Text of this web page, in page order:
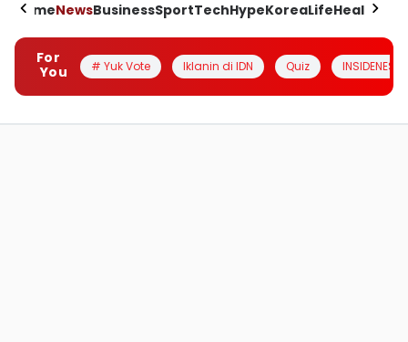
HomeNewsBusinessSportTechHypeKoreaLifeHealth
For
You
# Yuk Vote Iklanin di IDN Quiz INSIDENESIA